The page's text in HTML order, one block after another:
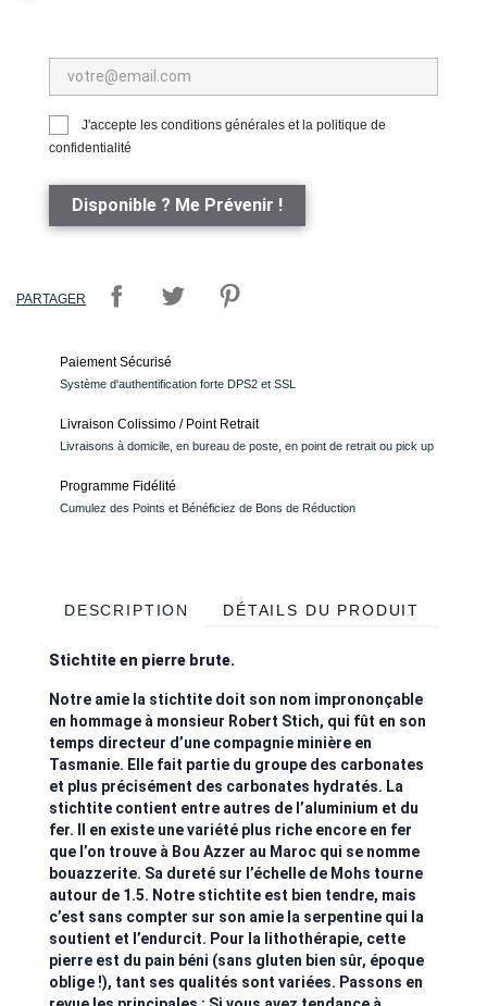
J'accepte les conditions générales et la politique de
confidentialité
Disponible ? Me Prévenir !
PARTAGER
Paiement Sécurisé
Système d'authentification forte DPS2 et SSL
Livraison Colissimo / Point Retrait
Livraisons à domicile, en bureau de poste, en point de retrait ou pick up
Programme Fidélité
Cumulez des Points et Bénéficiez de Bons de Réduction
DESCRIPTION DÉTAILS DU PRODUIT
Stichtite en pierre brute.
Notre amie la stichtite doit son nom imprononçable
en hommage à monsieur Robert Stich, qui fût en son
temps directeur d’une compagnie minière en
Tasmanie. Elle fait partie du groupe des carbonates
et plus précisément des carbonates hydratés. La
stichtite contient entre autres de l’aluminium et du
fer. Il en existe une variété plus riche encore en fer
que l’on trouve à Bou Azzer au Maroc qui se nomme
bouazzerite. Sa dureté sur l’échelle de Mohs tourne
autour de 1.5. Notre stichtite est bien tendre, mais
c’est sans compter sur son amie la serpentine qui la
soutient et l’endurcit. Pour la lithothérapie, cette
pierre est du pain béni (sans gluten bien sûr, époque
oblige !), tant ses qualités sont variées. Passons en